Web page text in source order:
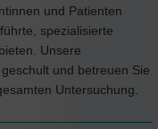
und Patienten
spezialisierte
Unsere
und betreuen Sie
Untersuchung.